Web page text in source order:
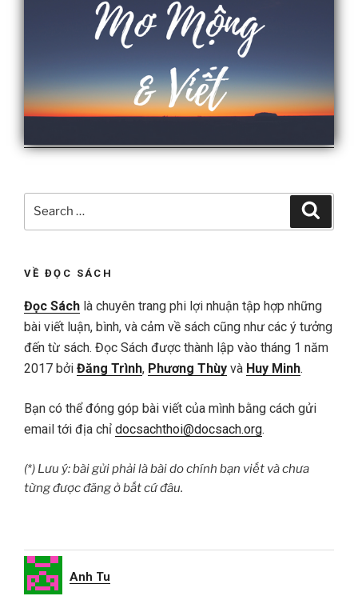
VỀ ĐỌC SÁCH
Đọc Sách là chuyên trang phi lợi nhuận tập hợp những
bài viết luận, bình, và cảm về sách cũng như các ý tưởng
đến từ sách. Đọc Sách được thành lập vào tháng 1 năm
2017 bởi Đăng Trình, Phương Thùy và Huy Minh.
Bạn có thể đóng góp bài viết của mình bằng cách gửi
email tới địa chỉ docsachthoi@docsach.org.
(*) Lưu ý: bài gửi phải là bài do chính bạn viết và chưa
từng được đăng ở bất cứ đâu.
Anh Tu